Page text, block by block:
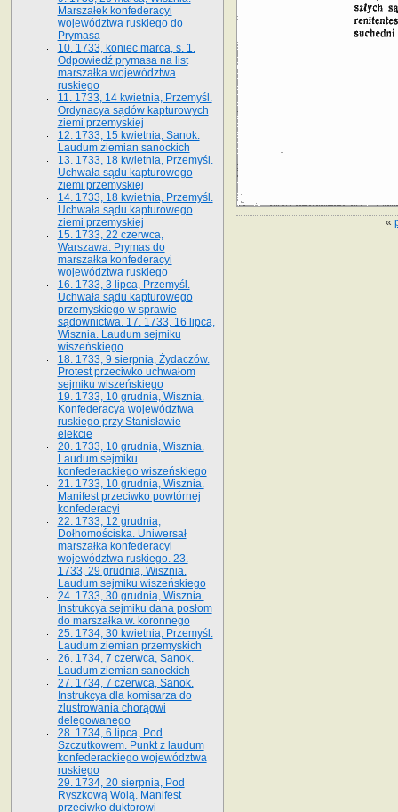
«
Marszałek konfederacyi
województwa ruskiego do
Prymasa
10. 1733, koniec marca, s. 1.
Odpowiedź prymasa na list
marszałka województwa
ruskiego
11. 1733, 14 kwietnia, Przemyśl.
Ordynacya sądów kapturowych
ziemi przemyskiej
12. 1733, 15 kwietnia, Sanok.
Laudum ziemian sanockich
13. 1733, 18 kwietnia, Przemyśl.
Uchwała sądu kapturowego
ziemi przemyskiej
14. 1733, 18 kwietnia, Przemyśl.
Uchwała sądu kapturowego
ziemi przemyskiej
15. 1733, 22 czerwca,
Warszawa. Prymas do
marszałka konfederacyi
województwa ruskiego
16. 1733, 3 lipca, Przemyśl.
Uchwała sądu kapturowego
przemyskiego w sprawie
sądownictwa. 17. 1733, 16 lipca,
Wisznia. Laudum sejmiku
wiszeńskiego
18. 1733, 9 sierpnia, Żydaczów.
Protest przeciwko uchwałom
sejmiku wiszeńskiego
19. 1733, 10 grudnia, Wisznia.
Konfederacya województwa
ruskiego przy Stanisławie
elekcie
20. 1733, 10 grudnia, Wisznia.
Laudum sejmiku
konfederackiego wiszeńskiego
21. 1733, 10 grudnia, Wisznia.
Manifest przeciwko powtórnej
konfederacyi
22. 1733, 12 grudnia,
Dołhomościska. Uniwersał
marszałka konfederacyi
województwa ruskiego. 23.
1733, 29 grudnia, Wisznia.
Laudum sejmiku wiszeńskiego
24. 1733, 30 grudnia, Wisznia.
Instrukcya sejmiku dana posłom
do marszałka w. koronnego
25. 1734, 30 kwietnia, Przemyśl.
Laudum ziemian przemyskich
26. 1734, 7 czerwca, Sanok.
Laudum ziemian sanockich
27. 1734, 7 czerwca, Sanok.
Instrukcya dla komisarza do
zlustrowania chorągwi
delegowanego
28. 1734, 6 lipca, Pod
Szczutkowem. Punkt z laudum
konfederackiego województwa
ruskiego
29. 1734, 20 sierpnia, Pod
Ryszkową Wolą. Manifest
przeciwko duktorowi